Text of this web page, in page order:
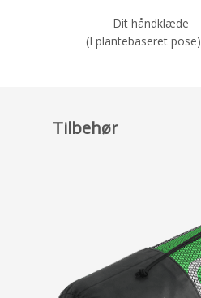
Dit håndklæde
(I plantebaseret pose)
Tilbehør